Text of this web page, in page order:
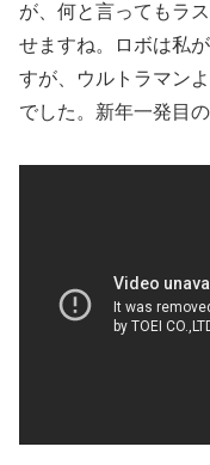
が、何と言ってもラ
せますね。ロボは私
すが、ウルトラマン
でした。新年一発目